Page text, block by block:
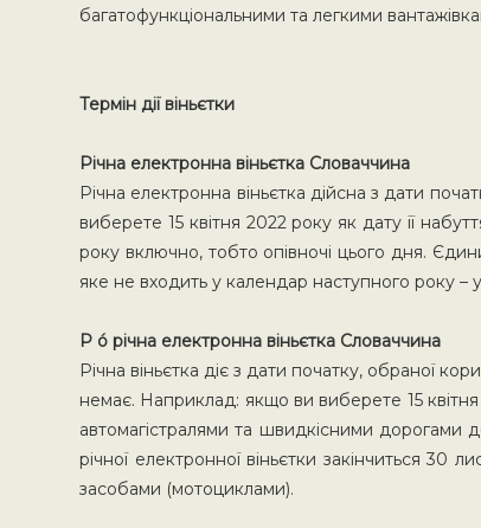
багатофункціональними та легкими
Термін дії віньєтки
Річна електронна віньєтка Словаччина
Річна електронна віньєтка дійсна з дати
виберете 15 квітня 2022 року як дату її
року включно, тобто опівночі цього дня.
яке не входить у календар наступного року –
P ó річна електронна віньєтка Словаччина
Річна віньєтка діє з дати початку, обраної
немає. Наприклад: якщо ви виберете 15 квітня
автомагістралями та швидкісними дорогами
річної електронної віньєтки закінчиться
засобами (мотоциклами).